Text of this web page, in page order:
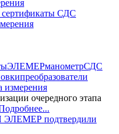
СДС
ЭЛЕМЕРманометрСДС
преобразователи
измерения
очередного этапа